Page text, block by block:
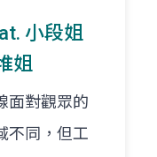
小段姐
姐
面對觀眾的
不同，但工